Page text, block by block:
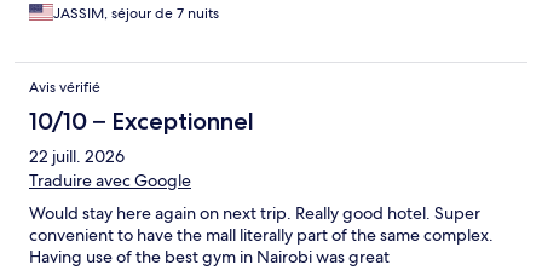
JASSIM, séjour de 7 nuits
Avis vérifié
10/10 – Exceptionnel
22 juill. 2026
Traduire avec Google
Would stay here again on next trip. Really good hotel. Super
convenient to have the mall literally part of the same complex.
Having use of the best gym in Nairobi was great